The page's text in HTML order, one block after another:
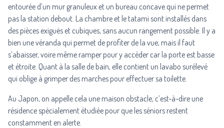
entourée d’un mur granuleux et un bureau concave qui ne permet
pas la station debout. La chambre et le tatami sont installés dans
des pièces exiguës et cubiques, sans aucun rangement possible. Il y a
bien une véranda qui permet de profiter de la vue, mais il faut
s’abaisser, voire même ramper pour y accéder car la porte est basse
et étroite. Quant à la salle de bain, elle contient un lavabo surélevé
qui oblige à grimper des marches pour effectuer sa toilette.
Au Japon, on appelle cela une maison obstacle, c’est-à-dire une
résidence spécialement étudiée pour que les séniors restent
constamment en alerte.